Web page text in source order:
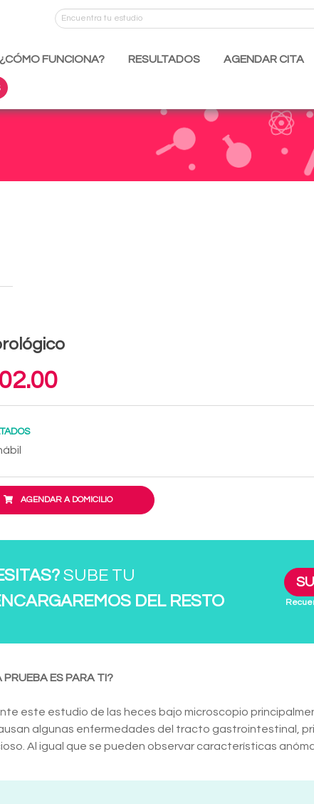
¿CÓMO FUNCIONA? RESULTADOS AGENDAR CITA
AGENDAR A DOMICILIO
SUBE TU
DEL RESTO
PRUEBA ES PARA TI?
este estudio de las heces bajo microscopio
algunas enfermedades del tracto gastrointestinal,
Al igual que se pueden observar características